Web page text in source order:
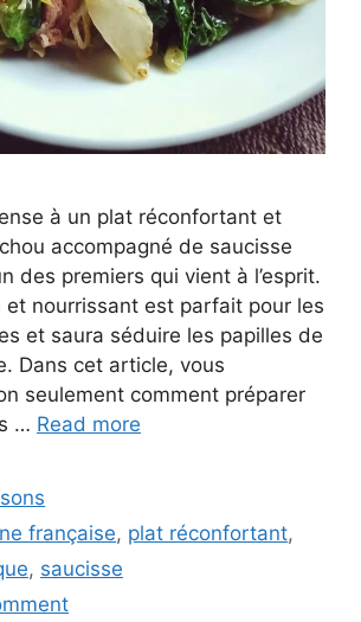
à un plat réconfortant et
accompagné de saucisse
des premiers qui vient à l’esprit.
et nourrissant est parfait pour les
et saura séduire les papilles de
Dans cet article, vous
seulement comment préparer
… Read more
française, plat réconfortant,
, saucisse